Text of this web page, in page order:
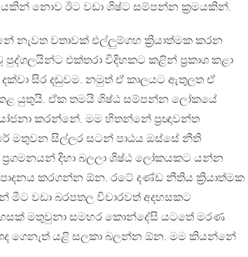
නොව ඊට වඩා ශිෂ්ට සම්පන්න ක්‍රමයකින්.
නැවත වතාවක් එල්ලුම්ගහ ක්‍රියාත්මක කරන
එක්තරා විදිහකට කළින් ප්‍රකාශ කළා
සිර දඬුවම. නමුත් ඒ කාලයට ඇතුලත ඒ
යුතුයි. ඒක තමයි ශිෂ්ඨ සම්පන්න ලෝකයේ
කරන්නේ. මම හිතන්නේ ප්‍රඥාවන්ත
මතුවන සිල්ලර සටන් පාඨය ඔස්සේ නීති
ප්‍රගමනයන් දිහා බලලා ශිෂ්ඨ ලෝකයකට යන්න
කරගන්න ඕන. රටේ දණ්ඩ නීතිය ක්‍රියාත්මක
වඩා බරපතල විචාරවත් අදහසකට
මතුවුනා සමහර කොන්දේසි යටතේ මරණ
ගෙනැත් යළි සලකා බලන්න ඕන. මම කියන්නේ